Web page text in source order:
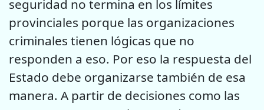
seguridad no termina en los límites
provinciales porque las organizaciones
criminales tienen lógicas que no
responden a eso. Por eso la respuesta del
Estado debe organizarse también de esa
manera. A partir de decisiones como las